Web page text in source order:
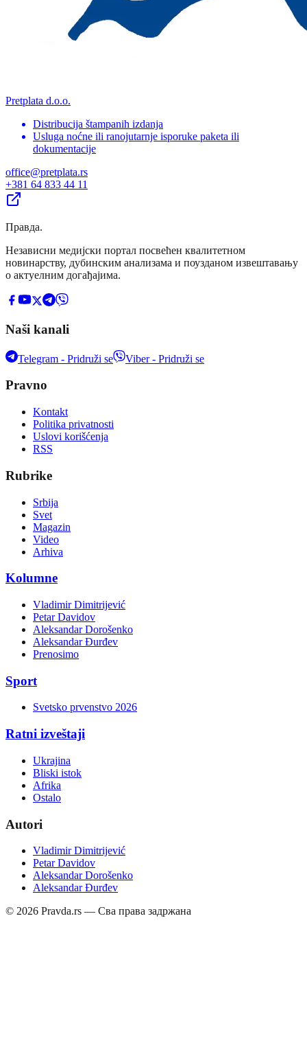
Pretplata d.o.o.
Distribucija štampanih izdanja
Usluga noćne ili ranojutarnje isporuke paketa ili
dokumentacije
office@pretplata.rs
+381 64 833 44 11
Правда.
Независни медијски портал посвећен квалитетном
новинарству, дубинским анализама и поузданом извештавању
о актуелним догађајима.
Naši kanali
Telegram - Pridruži se Viber - Pridruži se
Pravno
Kontakt
Politika privatnosti
Uslovi korišćenja
RSS
Rubrike
Srbija
Svet
Magazin
Video
Arhiva
Kolumne
Vladimir Dimitrijević
Petar Davidov
Aleksandar Dorošenko
Aleksandar Đurđev
Prenosimo
Sport
Svetsko prvenstvo 2026
Ratni izveštaji
Ukrajina
Bliski istok
Afrika
Ostalo
Autori
Vladimir Dimitrijević
Petar Davidov
Aleksandar Dorošenko
Aleksandar Đurđev
© 2026 Pravda.rs — Сва права задржана